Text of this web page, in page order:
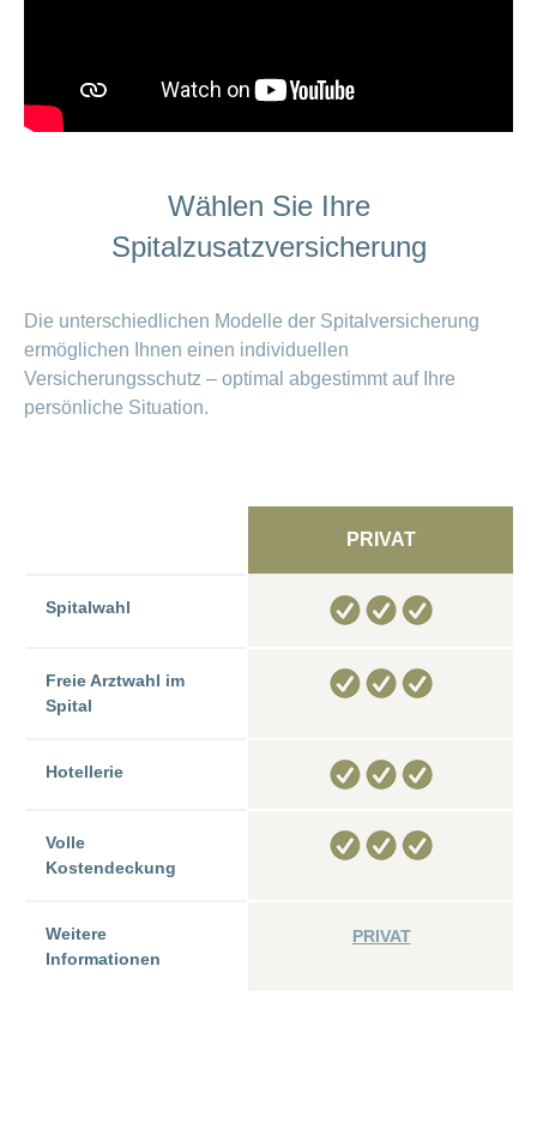
Wählen Sie Ihre
Spitalzusatzversicherung
Die unterschiedlichen Modelle der Spitalversicherung
ermöglichen Ihnen einen individuellen
Versicherungsschutz – optimal abgestimmt auf Ihre
persönliche Situation.
PRIVAT
erstklassig
Spitalwahl
im Spital – weltweit
Freie Arztwahl im
Spital
Hotellerie
Volle
Kostendeckung
Weitere
Informationen
PRIVAT